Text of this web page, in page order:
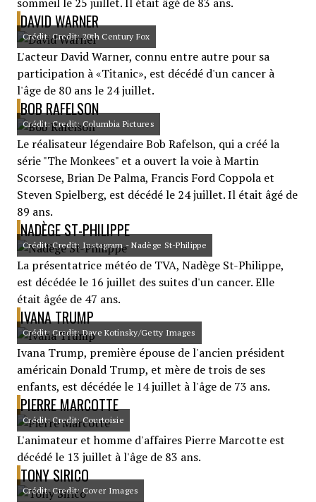
DAVID WARNER
Crédit: Credit: 20th Century Fox
L'acteur David Warner, connu entre autre pour sa
participation à «Titanic», est décédé d'un cancer à
l'âge de 80 ans le 24 juillet.
BOB RAFELSON
Crédit: Credit: Columbia Pictures
Le réalisateur légendaire Bob Rafelson, qui a créé la
série "The Monkees" et a ouvert la voie à Martin
Scorsese, Brian De Palma, Francis Ford Coppola et
Steven Spielberg, est décédé le 24 juillet. Il était âgé de
89 ans.
NADÈGE ST-PHILIPPE
Crédit: Credit: Instagram - Nadège St-Philippe
La présentatrice météo de TVA, Nadège St-Philippe,
est décédée le 16 juillet des suites d'un cancer. Elle
était âgée de 47 ans.
IVANA TRUMP
Crédit: Credit: Dave Kotinsky/Getty Images
Ivana Trump, première épouse de l'ancien président
américain Donald Trump, et mère de trois de ses
enfants, est décédée le 14 juillet à l'âge de 73 ans.
PIERRE MARCOTTE
Crédit: Credit: Courtoisie
L'animateur et homme d'affaires Pierre Marcotte est
décédé le 13 juillet à l'âge de 83 ans.
TONY SIRICO
Crédit: Credit: Cover Images